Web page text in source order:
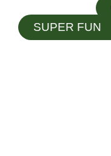
SUPER FUN